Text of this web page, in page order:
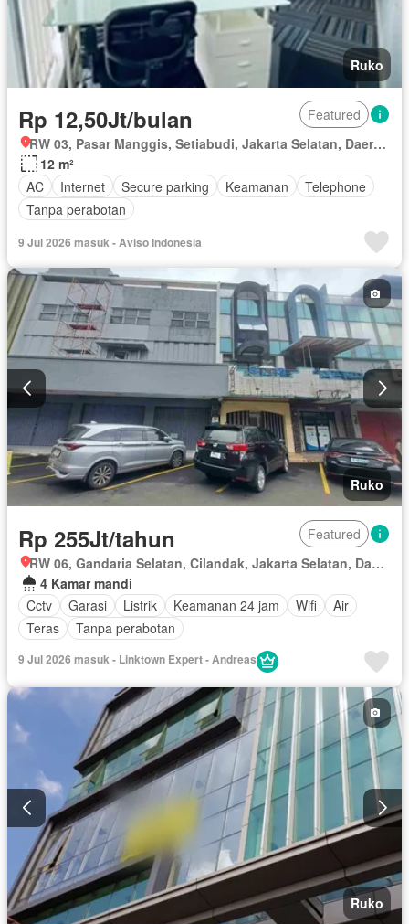
Ruko
Rp 12,50Jt/bulan
Featured
RW 03, Pasar Manggis, Setiabudi, Jakarta Selatan, Daerah Khusus Ibukota Jakarta
12 m²
AC
Internet Secure parking Keamanan
Telephone
Tanpa perabotan
9 Jul 2026 masuk - Aviso Indonesia
Ruko
Rp 255Jt/tahun
Featured
RW 06, Gandaria Selatan, Cilandak, Jakarta Selatan, Daerah Khusus Ibukota Jakarta
4 Kamar mandi
Cctv
Garasi Listrik Keamanan 24 jam Wifi
Air
Teras
Tanpa perabotan
9 Jul 2026 masuk - Linktown Expert - Andreas
Ruko